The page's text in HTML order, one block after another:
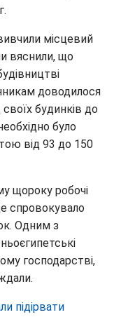
місцевий
вяснили, що
доводилося
будинків до
було
від 93 до 150
щороку робочі
спровокувало
Одним з
господарстві,
підірвати